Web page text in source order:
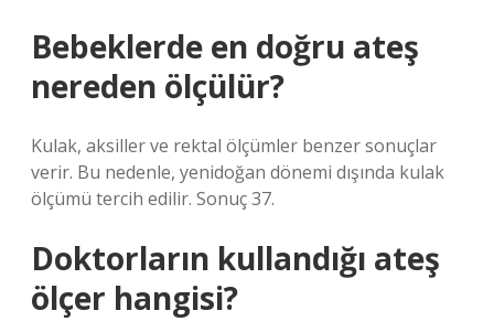
Bebeklerde en doğru ateş
nereden ölçülür?
Kulak, aksiller ve rektal ölçümler benzer sonuçlar
verir. Bu nedenle, yenidoğan dönemi dışında kulak
ölçümü tercih edilir. Sonuç 37.
Doktorların kullandığı ateş
ölçer hangisi?